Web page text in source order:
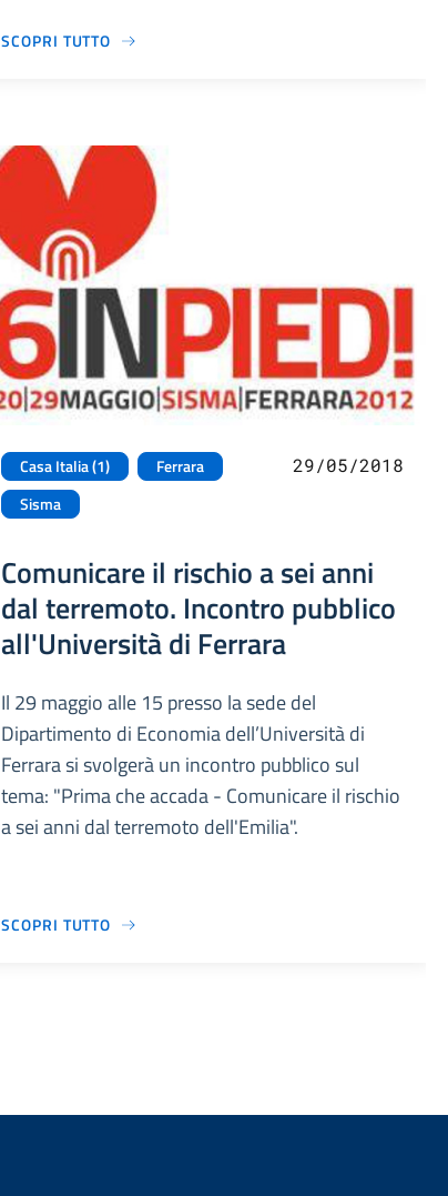
SCOPRI TUTTO
Casa Italia (1)
Ferrara
Sisma
29/05/2018
Comunicare il rischio a sei anni
dal terremoto. Incontro pubblico
all'Università di Ferrara
Il 29 maggio alle 15 presso la sede del
Dipartimento di Economia dell’Università di
Ferrara si svolgerà un incontro pubblico sul
tema: "Prima che accada - Comunicare il rischio
a sei anni dal terremoto dell'Emilia".
SCOPRI TUTTO